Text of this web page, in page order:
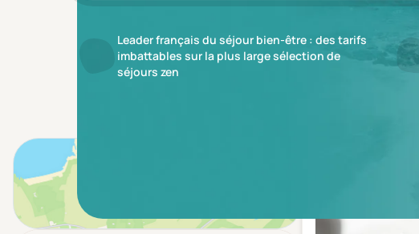
Leader français du séjour bien-être : des tarifs
imbattables sur la plus large sélection de
séjours zen